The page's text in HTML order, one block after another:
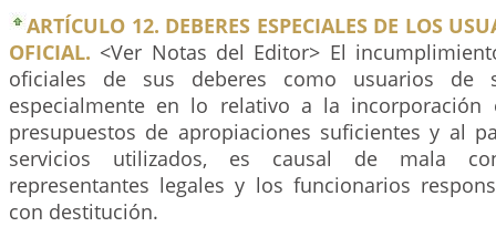
ARTÍCULO 12. DEBERES ESPECIALES DE LOS
OFICIAL. <Ver Notas del Editor> El
oficiales de sus deberes como usuarios de
especialmente en lo relativo a la incorporación
presupuestos de apropiaciones suficientes y al
servicios utilizados, es causal de mala
representantes legales y los funcionarios
con destitución.